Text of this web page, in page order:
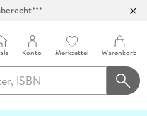
Filialen
Konto Merkzettel Warenkorb